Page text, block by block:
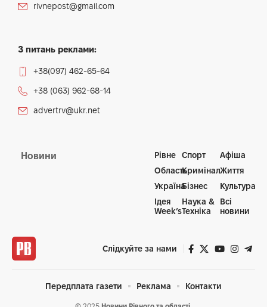
rivnepost@gmail.com
З питань реклами:
+38(097) 462-65-64
+38 (063) 962-68-14
advertrv@ukr.net
Новини
Рівне
Область
Україна
Ідея
Week’s
Спорт
Кримінал
Бізнес
Наука &
Техніка
Афіша
Життя
Культура
Всі
новини
Слідкуйте за нами
Передплата газети Реклама Контакти